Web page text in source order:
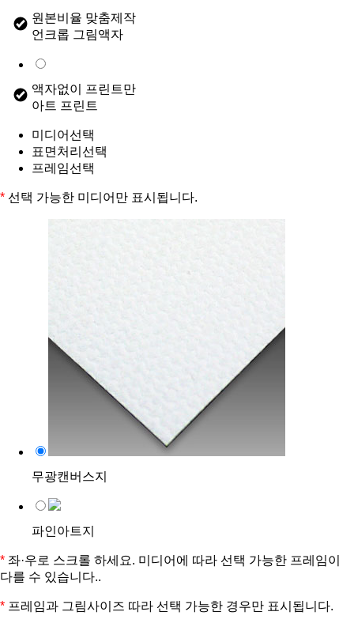
원본비율 맞춤제작
언크롭 그림액자
액자없이 프린트만
아트 프린트
미디어선택
표면처리선택
프레임선택
* 선택 가능한 미디어만 표시됩니다.
무광캔버스지
파인아트지
* 좌·우로 스크롤 하세요. 미디어에 따라 선택 가능한 프레임이
다를 수 있습니다..
* 프레임과 그림사이즈 따라 선택 가능한 경우만 표시됩니다.